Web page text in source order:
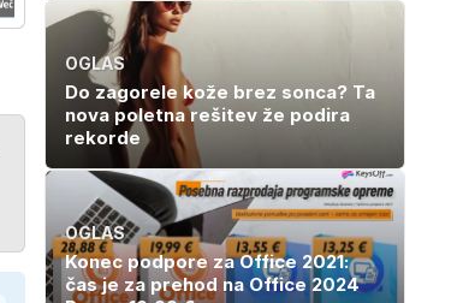
OGLAS
Do zagorele kože brez sonca? Ta
nova poletna rešitev že podira
rekorde
OGLAS
Konec podpore za Office 2021:
čas je za prehod na Office 2024